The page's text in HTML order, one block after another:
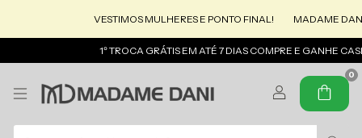
MULHERES E PONTO FINAL! MADAME DANI : MODA QUE
TROCA GRÁTIS EM ATÉ 7 DIAS COMPRE E GANHE CASHBACK 4X SEM
0